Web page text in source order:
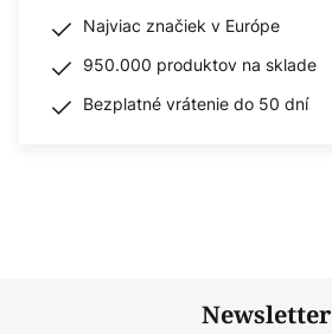
Najviac značiek v Európe
950.000 produktov na sklade
Bezplatné vrátenie do 50 dní
Newsletter